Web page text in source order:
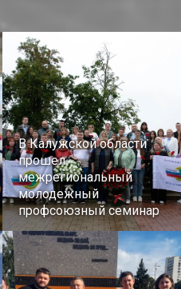
В Калужской области
прошел
межрегиональный
молодежный
профсоюзный семинар